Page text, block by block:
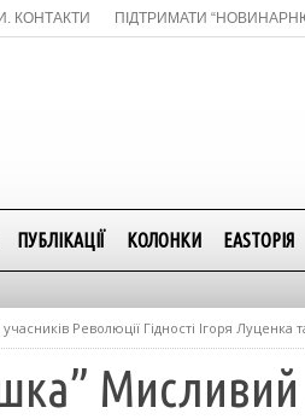
КОНТАКТИ ПІДТРИМАТИ
ПУБЛІКАЦІЇ КОЛОНКИ EASTОРІЯ
Революції Гідності Ігоря